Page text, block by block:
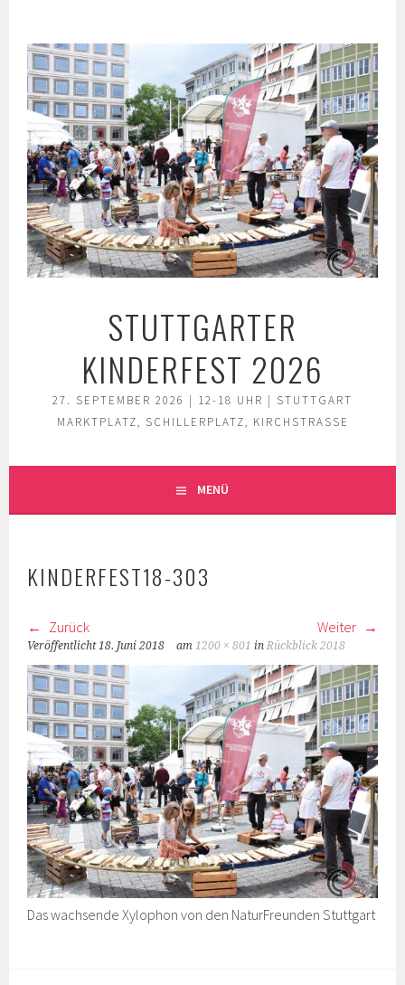
Inhalt
STUTTGARTER
KINDERFEST 2026
27. SEPTEMBER 2026 | 12-18 UHR | STUTTGART
MARKTPLATZ, SCHILLERPLATZ, KIRCHSTRASSE
MENÜ
KINDERFEST18-303
Zurück Weiter
Veröffentlicht 18. Juni 2018 am 1200 × 801 in Rückblick 2018
Das wachsende Xylophon von den NaturFreunden Stuttgart